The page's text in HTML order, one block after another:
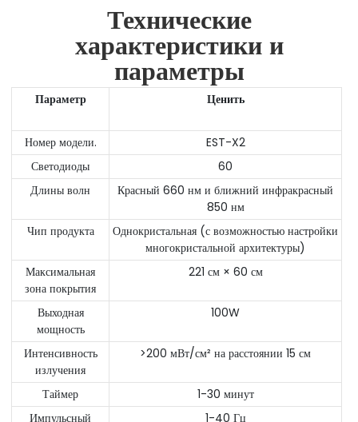
Технические
характеристики и
параметры
Параметр Ценить
Номер модели.
EST-X2
Светодиоды
60
Длины волн
Красный 660 нм и ближний инфракрасный
850 нм
Чип продукта
Однокристальная (с возможностью настройки
многокристальной архитектуры)
Максимальная
зона покрытия
221 см × 60 см
Выходная
мощность
100W
Интенсивность
излучения
>200 мВт/см² на расстоянии 15 см
Таймер
1-30 минут
Импульсный
1-40 Гц